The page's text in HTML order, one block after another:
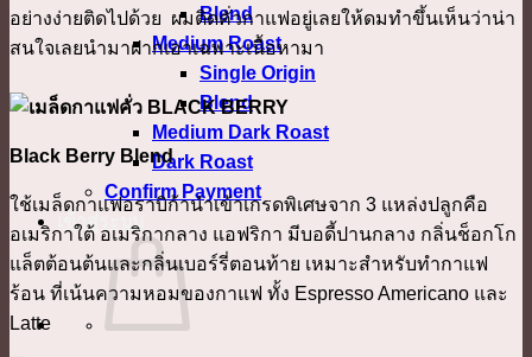
Blend
Medium Roast
Single Origin
Blend
Medium Dark Roast
Dark Roast
Confirm Payment
เข้าสู่ระบบ
อย่างง่ายติดไปด้วย ผมติดคั่วกาแฟอยู่เลยให้ดมทำขึ้นเห็นว่าน่า
สนใจเลยนำมาฝากเอาเฉพาะเนื้อหามา
Black Berry Blend
ใช้เมล็ดกาแฟอราบิก้านำเข้าเกรดพิเศษจาก 3 แหล่งปลูกคือ
อเมริกาใต้ อเมริกากลาง แอฟริกา มีบอดี้ปานกลาง กลิ่นช็อกโก
แล็ตต้อนต้นและกลิ่นเบอร์รี่ตอนท้าย เหมาะสำหรับทำกาแฟ
ร้อน ที่เน้นความหอมของกาแฟ ทั้ง Espresso Americano และ
Latte